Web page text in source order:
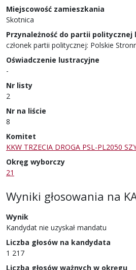
Miejscowość zamieszkania
Skotnica
Przynależność do partii politycznej
członek partii politycznej: Polskie
Oświadczenie lustracyjne
-
Nr listy
2
Nr na liście
8
Komitet
KKW TRZECIA DROGA PSL-PL2050
Okręg wyborczy
21
Wyniki głosowania na
Wynik
Kandydat nie uzyskał mandatu
Liczba głosów na kandydata
1 217
Liczba głosów ważnych w okręgu